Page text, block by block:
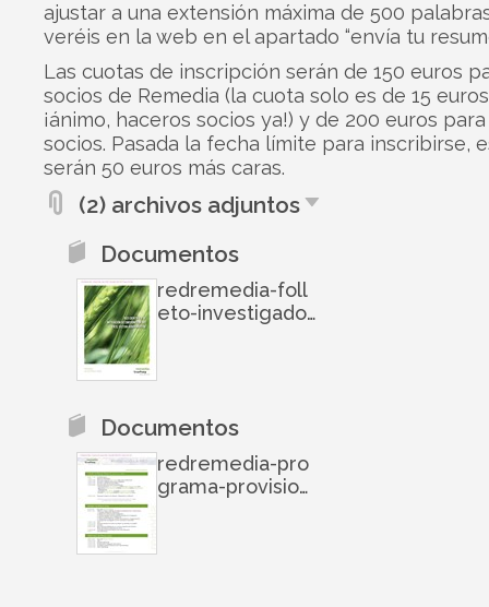
ajustar a una extensión máxima de 500
veréis en la web en el apartado “envía tu
Las cuotas de inscripción serán de 150 euros
socios de Remedia (la cuota solo es de 15
¡ánimo, haceros socios ya!) y de 200 euros
socios. Pasada la fecha límite para inscribirse,
serán 50 euros más caras.
(2) archivos adjuntos
Documentos
redremedia-foll
eto-investigador
-gate01
Documentos
redremedia-pro
grama-provision
01